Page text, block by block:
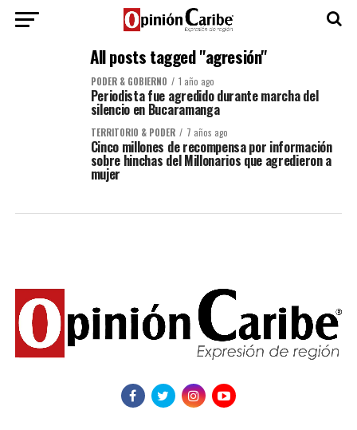
All posts tagged "agresión"
PODER & GOBIERNO 1 año ago
Periodista fue agredido durante marcha del
silencio en Bucaramanga
TERRITORIO & PODER 7 años ago
Cinco millones de recompensa por información
sobre hinchas del Millonarios que agredieron a
mujer